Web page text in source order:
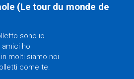
(Le tour du monde de
sono io
ho
molti siamo noi
come te.